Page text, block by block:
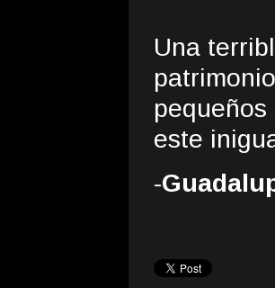
Una
este
-